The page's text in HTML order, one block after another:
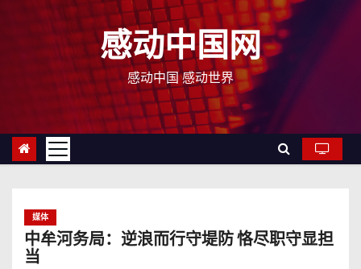
感动中国网
感动中国 感动世界
媒体
中牟河务局：逆浪而行守堤防 恪尽职守显担
当